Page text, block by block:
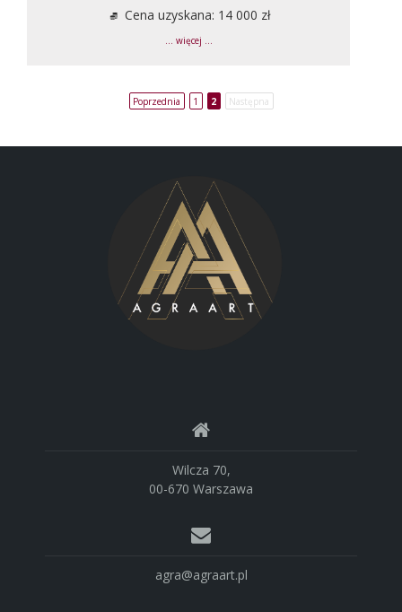
Cena uzyskana: 14 000 zł
... więcej ...
Poprzednia 1 2 Następna
Wilcza 70,
00-670 Warszawa
agra@agraart.pl